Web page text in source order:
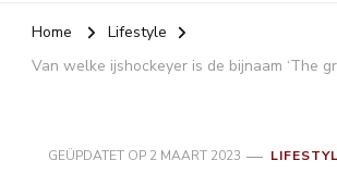
Home
Lifestyle
Van welke ijshockeyer is de bijnaam ‘The
GEÜPDATET OP 2 MAART 2023